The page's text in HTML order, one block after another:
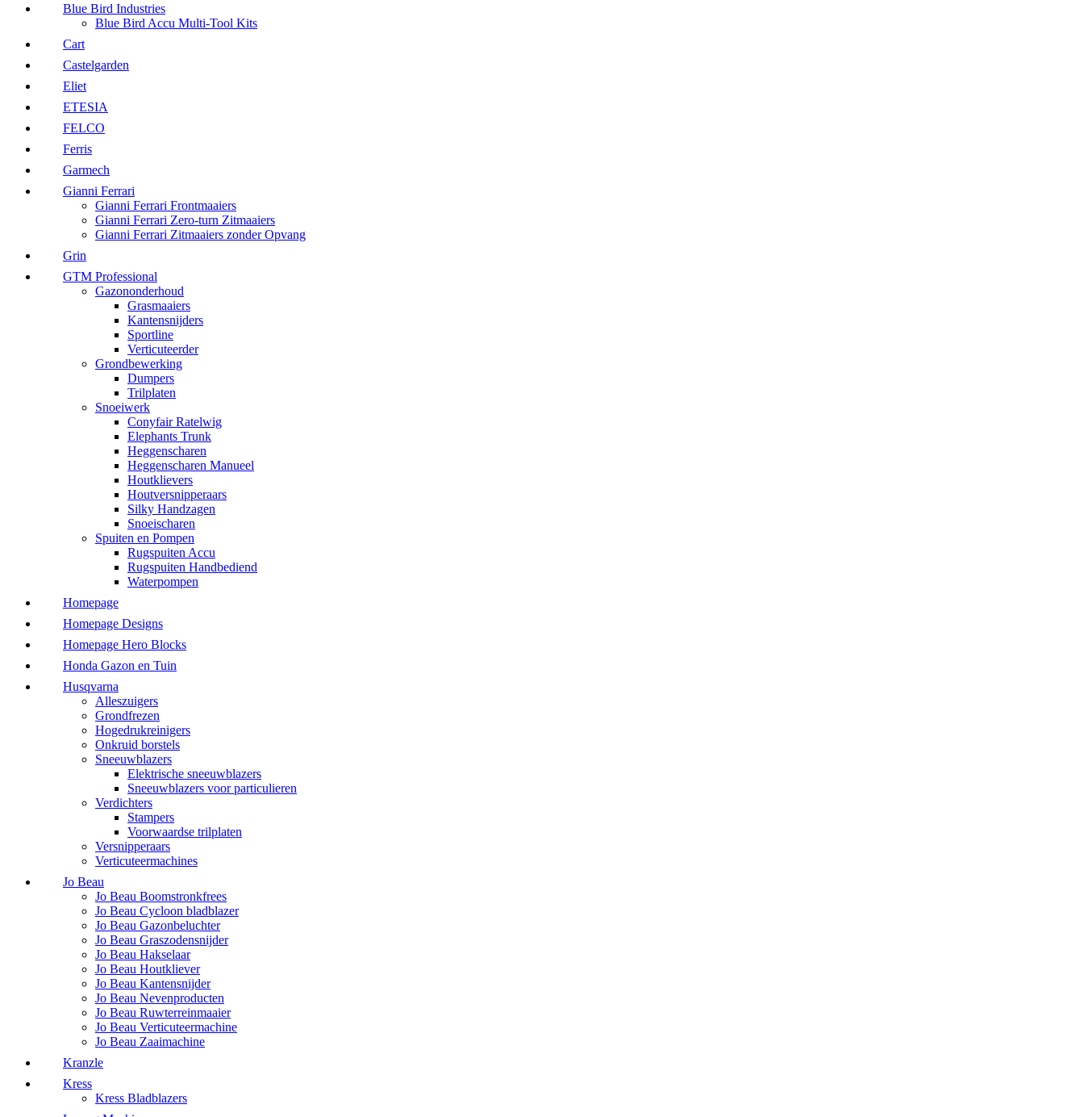
Blue Bird Industries
Blue Bird Accu Multi-Tool Kits
Cart
Castelgarden
Eliet
ETESIA
FELCO
Ferris
Garmech
Gianni Ferrari
Gianni Ferrari Frontmaaiers
Gianni Ferrari Zero-turn Zitmaaiers
Gianni Ferrari Zitmaaiers zonder Opvang
Grin
GTM Professional
Gazononderhoud
Grasmaaiers
Kantensnijders
Sportline
Verticuteerder
Grondbewerking
Dumpers
Trilplaten
Snoeiwerk
Conyfair Ratelwig
Elephants Trunk
Heggenscharen
Heggenscharen Manueel
Houtklievers
Houtversnipperaars
Silky Handzagen
Snoeischaren
Spuiten en Pompen
Rugspuiten Accu
Rugspuiten Handbediend
Waterpompen
Homepage
Homepage Designs
Homepage Hero Blocks
Honda Gazon en Tuin
Husqvarna
Alleszuigers
Grondfrezen
Hogedrukreinigers
Onkruid borstels
Sneeuwblazers
Elektrische sneeuwblazers
Sneeuwblazers voor particulieren
Verdichters
Stampers
Voorwaardse trilplaten
Versnipperaars
Verticuteermachines
Jo Beau
Jo Beau Boomstronkfrees
Jo Beau Cycloon bladblazer
Jo Beau Gazonbeluchter
Jo Beau Graszodensnijder
Jo Beau Hakselaar
Jo Beau Houtkliever
Jo Beau Kantensnijder
Jo Beau Nevenproducten
Jo Beau Ruwterreinmaaier
Jo Beau Verticuteermachine
Jo Beau Zaaimachine
Kranzle
Kress
Kress Bladblazers